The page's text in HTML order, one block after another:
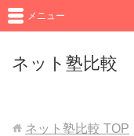
ネット塾比較
メニュー
ネット塾比較 TOP